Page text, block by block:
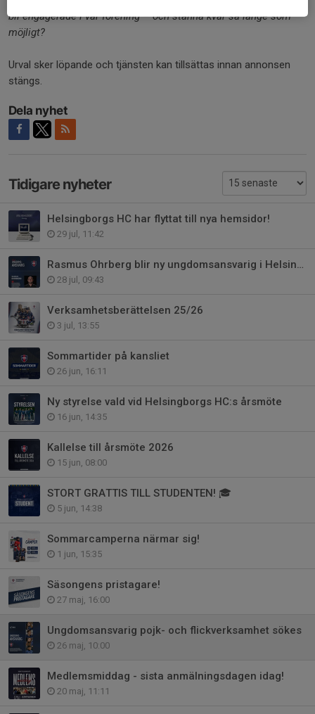
bli engagerade i vår förening – och stanna kvar så länge som
möjligt?
Urval sker löpande och tjänsten kan tillsättas innan annonsen
stängs.
Dela nyhet
Tidigare nyheter
Helsingborgs HC har flyttat till nya hemsidor!
29 jul, 11:42
Rasmus Ohrberg blir ny ungdomsansvarig i Helsingborgs Hockey Club
28 jul, 09:43
Verksamhetsberättelsen 25/26
3 jul, 13:55
Sommartider på kansliet
26 jun, 16:11
Ny styrelse vald vid Helsingborgs HC:s årsmöte
16 jun, 14:35
Kallelse till årsmöte 2026
15 jun, 08:00
STORT GRATTIS TILL STUDENTEN! 🎓
5 jun, 14:38
Sommarcamperna närmar sig!
1 jun, 15:35
Säsongens pristagare!
27 maj, 16:00
Ungdomsansvarig pojk- och flickverksamhet sökes
26 maj, 10:00
Medlemsmiddag - sista anmälningsdagen idag!
20 maj, 11:11